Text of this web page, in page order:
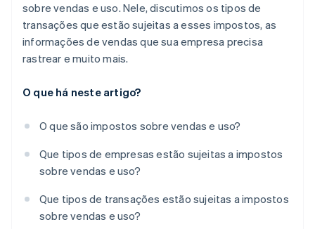
sobre vendas e uso. Nele, discutimos os tipos de
transações que estão sujeitas a esses impostos, as
informações de vendas que sua empresa precisa
rastrear e muito mais.
O que há neste artigo?
O que são impostos sobre vendas e uso?
Que tipos de empresas estão sujeitas a impostos
sobre vendas e uso?
Que tipos de transações estão sujeitas a impostos
sobre vendas e uso?